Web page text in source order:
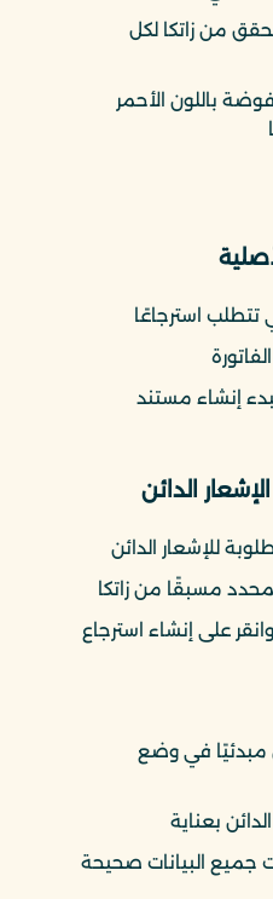
من زاتكا لكل
باللون الأحمر
تتطلب استرجاعًا
إنشاء مستند
الدائن
للإشعار الدائن
مسبقًا من زاتكا
على إنشاء استرجاع
مبدئيًا في وضع
بعناية
جميع البيانات صحيحة